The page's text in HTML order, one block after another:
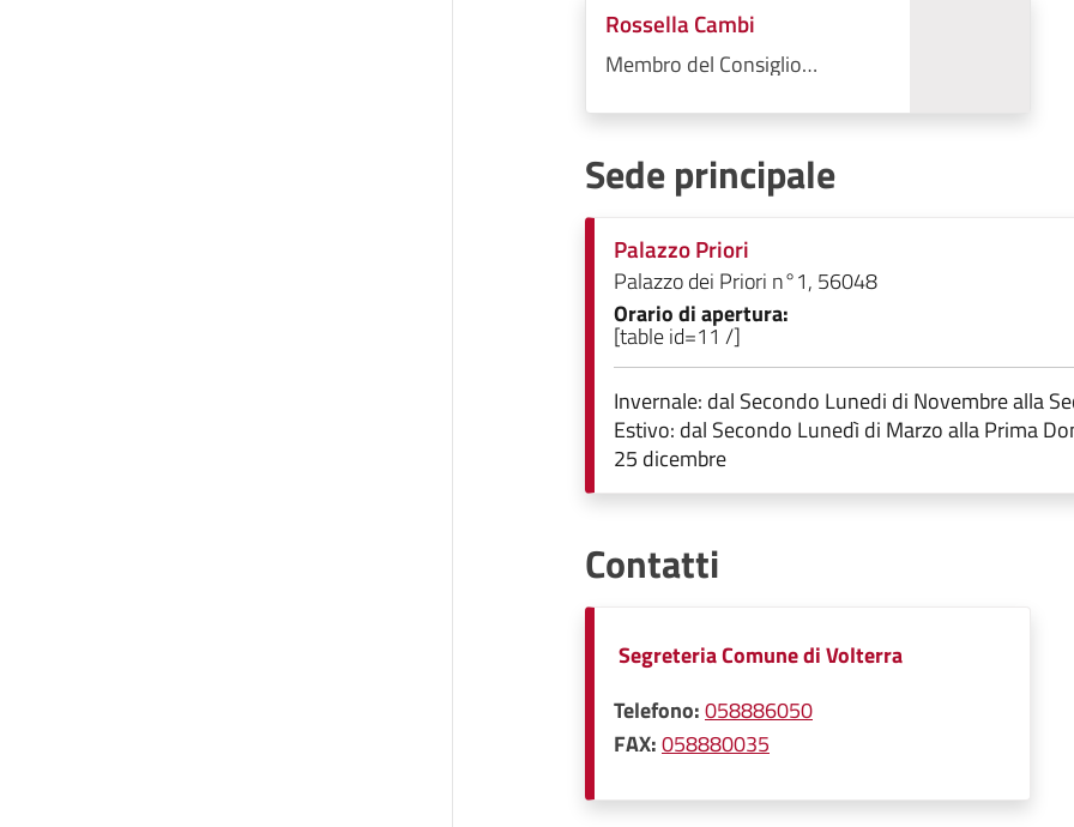
Rossella Cambi
Membro del Consiglio
Sede principale
Palazzo Priori
Palazzo dei Priori n°1, 56048
Orario di apertura:
[table id=11 /]
Invernale: dal Secondo Lunedi di Novembre alla
Estivo: dal Secondo Lunedì di Marzo alla Prima
25 dicembre
Contatti
Segreteria Comune di Volterra
Telefono:058886050
FAX:058880035